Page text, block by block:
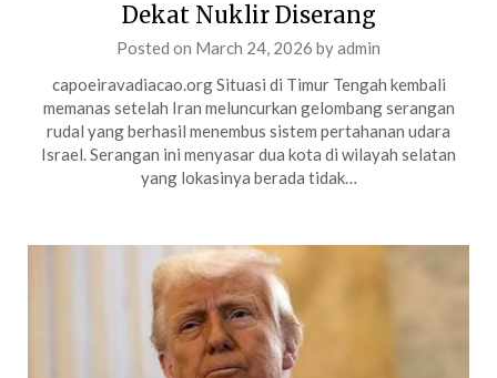
Dekat Nuklir Diserang
Posted on March 24, 2026 byadmin
capoeiravadiacao.org Situasi di Timur Tengah kembali
memanas setelah Iran meluncurkan gelombang serangan
rudal yang berhasil menembus sistem pertahanan udara
Israel. Serangan ini menyasar dua kota di wilayah selatan
yang lokasinya berada tidak…